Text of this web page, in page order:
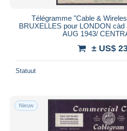
Télégramme "Cable &
BRUXELLES pour LONDON càd
AUG 1943/
± US$
Statuut
Nieuw